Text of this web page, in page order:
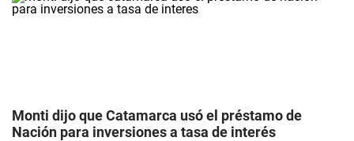
Monti dijo que Catamarca usó el préstamo de
Nación para inversiones a tasa de interés